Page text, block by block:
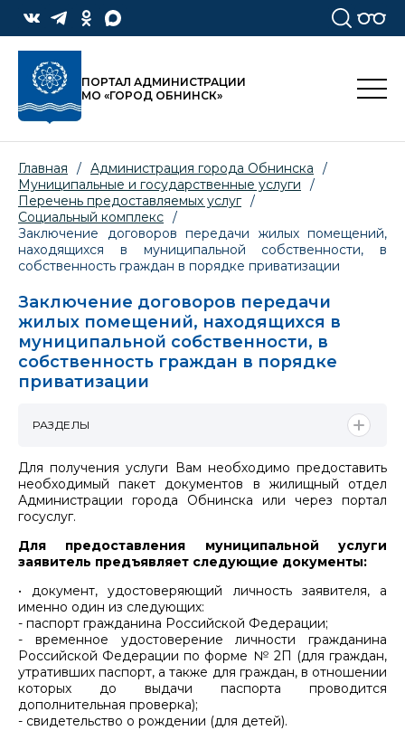
ПОРТАЛ АДМИНИСТРАЦИИ
МО «ГОРОД ОБНИНСК»
Главная / Администрация города Обнинска
/
Муниципальные и государственные услуги
/
Перечень предоставляемых услуг /
Социальный комплекс /
Заключение договоров передачи жилых помещений,
находящихся в муниципальной собственности, в
собственность граждан в порядке приватизации
Заключение договоров передачи
жилых помещений, находящихся в
муниципальной собственности, в
собственность граждан в порядке
приватизации
Для получения услуги Вам необходимо предоставить
необходимый пакет документов в жилищный отдел
Администрации города Обнинска или через портал
госуслуг.
Для предоставления муниципальной услуги
заявитель предъявляет следующие документы:
• документ, удостоверяющий личность заявителя, а
именно один из следующих:
- паспорт гражданина Российской Федерации;
- временное удостоверение личности гражданина
Российской Федерации по форме № 2П (для граждан,
утративших паспорт, а также для граждан, в отношении
которых до выдачи паспорта проводится
дополнительная проверка);
- свидетельство о рождении (для детей).
РАЗДЕЛЫ